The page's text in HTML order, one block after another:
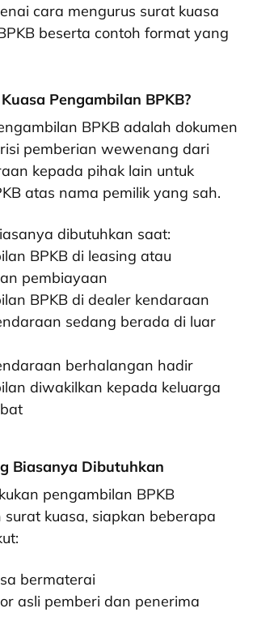
cara mengurus surat kuasa
beserta contoh format yang
Pengambilan BPKB?
BPKB adalah dokumen
pemberian wewenang dari
kepada pihak lain untuk
atas nama pemilik yang sah.
dibutuhkan saat:
BPKB di leasing atau
pembiayaan
BPKB di dealer kendaraan
sedang berada di luar
berhalangan hadir
diwakilkan kepada keluarga
Biasanya Dibutuhkan
pengambilan BPKB
kuasa, siapkan beberapa
bermaterai
asli pemberi dan penerima